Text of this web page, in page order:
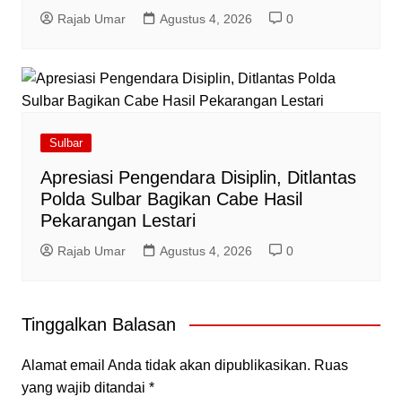
Rajab Umar Agustus 4, 2026 0
Sulbar
Apresiasi Pengendara Disiplin, Ditlantas
Polda Sulbar Bagikan Cabe Hasil
Pekarangan Lestari
Rajab Umar Agustus 4, 2026 0
Tinggalkan Balasan
Alamat email Anda tidak akan dipublikasikan. Ruas
yang wajib ditandai *